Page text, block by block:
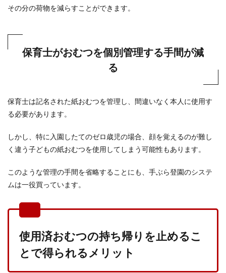
その分の荷物を減らすことができます。
保育士がおむつを個別管理する手間が減
る
保育士は記名された紙おむつを管理し、間違いなく本人に使用す
る必要があります。
しかし、特に入園したてのゼロ歳児の場合、顔を覚えるのが難し
く違う子どもの紙おむつを使用してしまう可能性もあります。
このような管理の手間を省略することにも、手ぶら登園のシステ
ムは一役買っています。
使用済おむつの持ち帰りを止めるこ
とで得られるメリット